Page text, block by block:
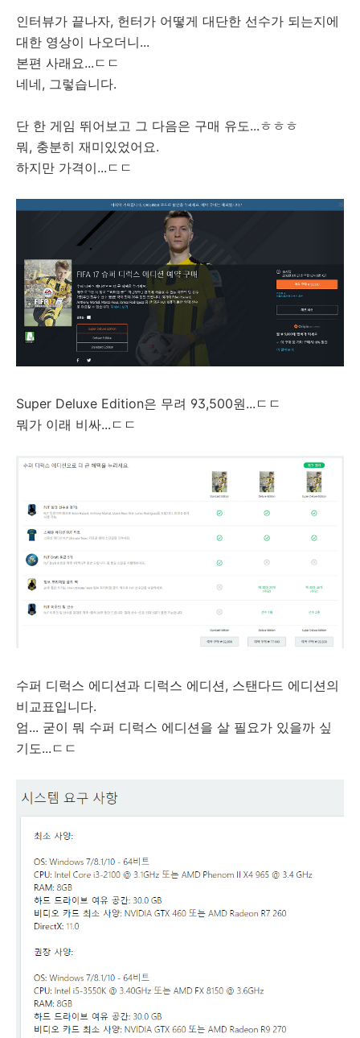
인터뷰가 끝나자, 헌터가 어떻게 대단한 선수가 되는지에
대한 영상이 나오더니...
본편 사래요...ㄷㄷ
네네, 그렇습니다.
단 한 게임 뛰어보고 그 다음은 구매 유도...ㅎㅎㅎ
뭐, 충분히 재미있었어요.
하지만 가격이...ㄷㄷ
Super Deluxe Edition은 무려 93,500원...ㄷㄷ
뭐가 이래 비싸...ㄷㄷ
수퍼 디럭스 에디션과 디럭스 에디션, 스탠다드 에디션의
비교표입니다.
엄... 굳이 뭐 수퍼 디럭스 에디션을 살 필요가 있을까 싶
기도...ㄷㄷ